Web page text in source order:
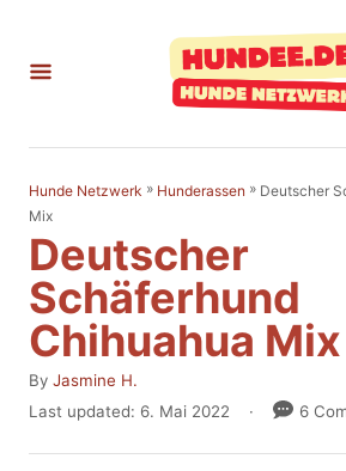
Hunde Netzwerk » Hunderassen » Deutscher
Mix
Deutscher
Schäferhund
Chihuahua Mix
By A
u
h
Jasmine H.
P
s
Last updated: 6. Mai 2022 6